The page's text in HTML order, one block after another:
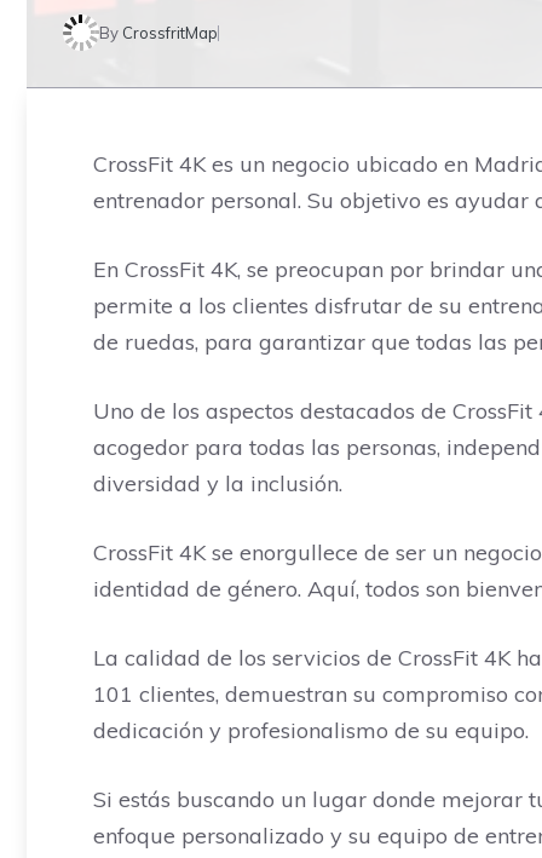
By CrossfritMap
CrossFit 4K es un negocio ubicado en
entrenador personal. Su objetivo es
En CrossFit 4K, se preocupan por brindar
permite a los clientes disfrutar de su
de ruedas, para garantizar que todas las
Uno de los aspectos destacados de
acogedor para todas las personas,
diversidad y la inclusión.
CrossFit 4K se enorgullece de ser un
identidad de género. Aquí, todos son
La calidad de los servicios de CrossFit 4K
101 clientes, demuestran su compromiso
dedicación y profesionalismo de su equipo.
Si estás buscando un lugar donde mejorar
enfoque personalizado y su equipo de